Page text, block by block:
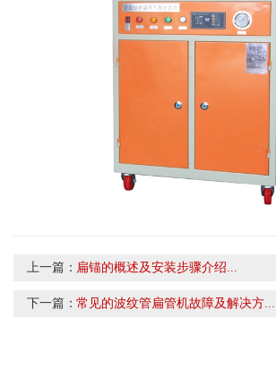
上一篇： 扁锚的概述及安装步骤介绍...
下一篇：常见的波纹管扁管机故障及解决方...